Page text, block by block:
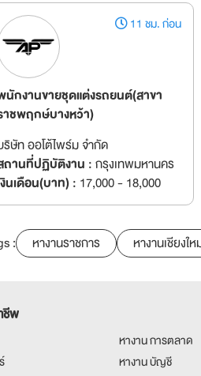
11 ชม. ก่อน
นักงานขายชุดแต่งรถยนต์(สาขา
าชพฤกษ์บางหว้า)
ษัท ออโต้ไพร์ม จำกัด
ถานที่ปฏิบัติงาน :กรุงเทพมหานคร
งินเดือน(บาท) : 17,000 - 18,000
: หางานราชการ หางานเชียงให
ชีพ
หางาน การตลาด
หางาน บัญชี